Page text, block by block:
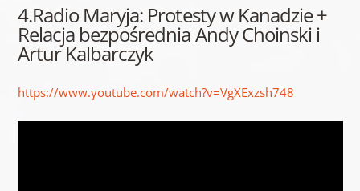
4.Radio Maryja: Protesty w Kanadzie +
Relacja bezpośrednia Andy Choinski i
Artur Kalbarczyk
https://www.youtube.com/watch?v=VgXExzsh748